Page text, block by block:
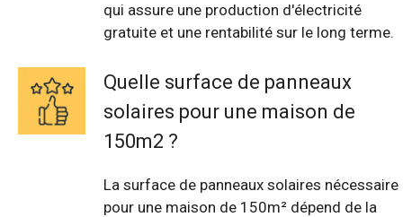
qui assure une production d'électricité
gratuite et une rentabilité sur le long terme.
Quelle surface de panneaux
solaires pour une maison de
150m2 ?
La surface de panneaux solaires nécessaire
pour une maison de 150m² dépend de la